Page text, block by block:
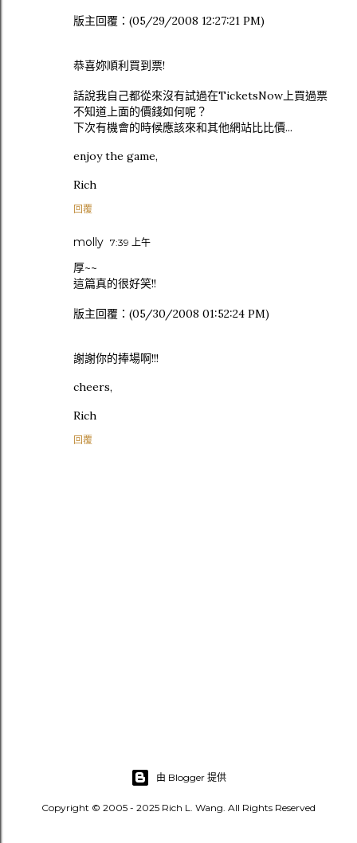
版主回覆：(05/29/2008 12:27:21 PM)
恭喜妳順利買到票!
話說我自己都從來沒有試過在TicketsNow上買過票
不知道上面的價錢如何呢？
下次有機會的時候應該來和其他網站比比價...
enjoy the game,
Rich
回覆
molly 7:39 上午
厚~~
這篇真的很好笑!!
版主回覆：(05/30/2008 01:52:24 PM)
謝謝你的捧場啊!!!
cheers,
Rich
回覆
由 Blogger 提供
Copyright © 2005 - 2025 Rich L. Wang. All Rights Reserved